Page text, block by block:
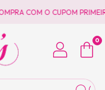
CUPOM PRIMEIRACOMPRA
0